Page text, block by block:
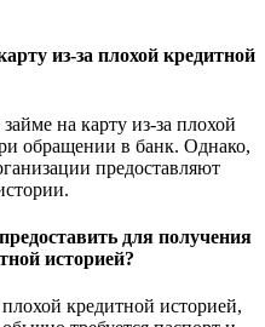
из-за плохой кредитной
на карту из-за плохой
обращении в банк. Однако,
предоставляют
для получения
историей?
кредитной историей,